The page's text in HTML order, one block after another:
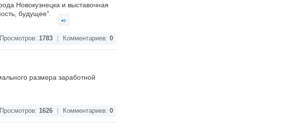
Новокузнецка и выставочная
будущее".
Просмотров: 1783 Комментариев: 0
размера заработной
Просмотров: 1626 Комментариев: 0